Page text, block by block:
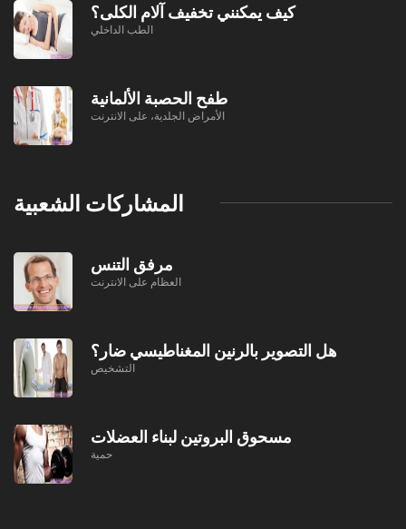
كيف يمكنني تخفيف آلام الكلى؟
الطب الداخلي
طفح الحصبة الألمانية
الأمراض الجلدية، على الانترنت
المشاركات الشعبية
مرفق التنس
العظام على الانترنت
هل التصوير بالرنين المغناطيسي ضار؟
التشخيص
مسحوق البروتين لبناء العضلات
حمية